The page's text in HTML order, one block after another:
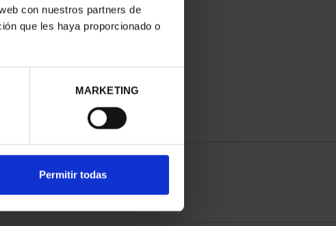
con nuestros partners de
que les haya proporcionado o
MARKETING
Permitir todas